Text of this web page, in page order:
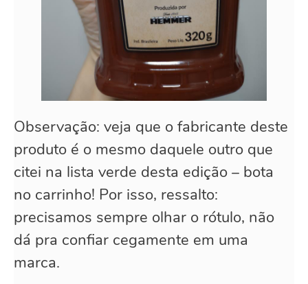
Observação: veja que o fabricante deste
produto é o mesmo daquele outro que
citei na lista verde desta edição – bota
no carrinho! Por isso, ressalto:
precisamos sempre olhar o rótulo, não
dá pra confiar cegamente em uma
marca.